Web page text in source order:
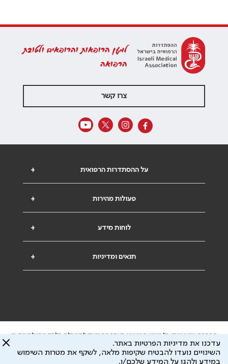
למען הרופאות והרופאים ולטובת
הרפואה
צרו קשר
+ על ההסתדרות הרפואית
+ פעולות מהירות
+ לוחות מידע
+ תנאים ומדיניות
הבהרה משפטית: כל נושא המופיע באתר זה נועד להשכלה בלבד ואין לראות בו
ייעוץ רפואי או משפטי. אין הר"י אחראית לתוכן המתפרסם באתר זה ולכל נזק
שעלול להיגרם.
עדכנו את מדיניות הפרטיות באתר.
השינויים נועדו להבטיח שקיפות מלאה, לשקף את מטרות השימוש
במידע ולהגן על המידע שלכם/ן.